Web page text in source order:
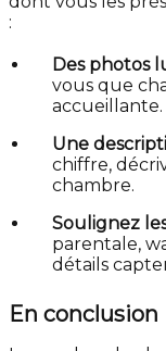
:
Des photos
vous que
accueillante.
Une
chiffre,
chambre.
Soulignez
parentale,
détails
En conclusion